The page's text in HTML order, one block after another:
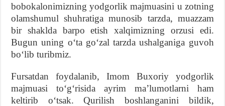
bobokalonimizning yodgorlik majmuasini u zotning
olamshumul shuhratiga munosib tarzda, muazzam
bir shaklda barpo etish xalqimizning orzusi edi.
Bugun uning oʻta goʻzal tarzda ushalganiga guvoh
boʻlib turibmiz.
Fursatdan foydalanib, Imom Buxoriy yodgorlik
majmuasi toʻgʻrisida ayrim maʼlumotlarni ham
keltirib oʻtsak. Qurilish boshlanganini bildik,